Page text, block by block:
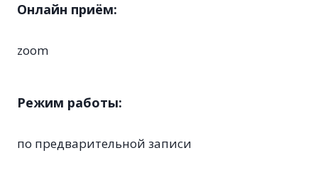
Онлайн приём:
zoom
Режим работы:
по предварительной записи